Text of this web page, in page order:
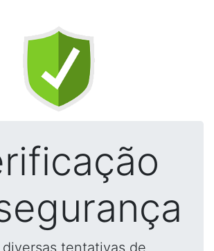
tentativas de